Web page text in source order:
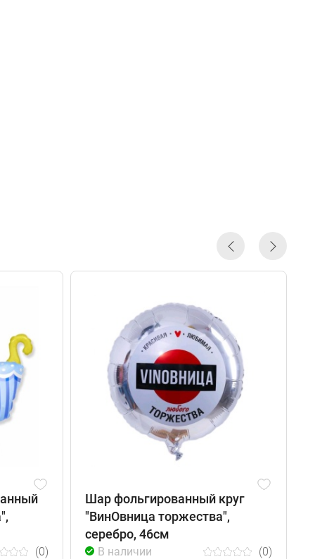
(0)
Шар фольгированный круг
"ВинОвница торжества",
серебро, 46см
В наличии (0)